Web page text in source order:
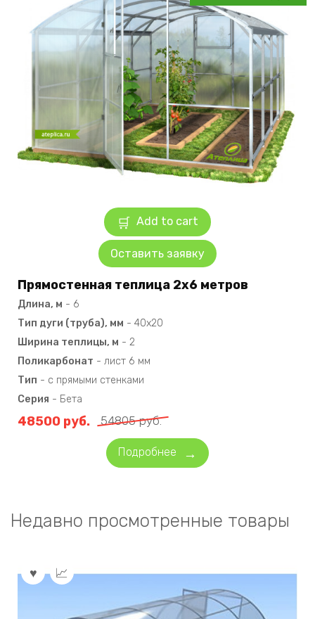
Add to cart
Оставить заявку
Прямостенная теплица 2х6 метров
Длина, м - 6
Тип дуги (труба), мм - 40х20
Ширина теплицы, м - 2
Поликарбонат - лист 6 мм
Тип - с прямыми стенками
Серия - Бета
54805руб.
48500 руб.
Подробнее
Недавно просмотренные товары